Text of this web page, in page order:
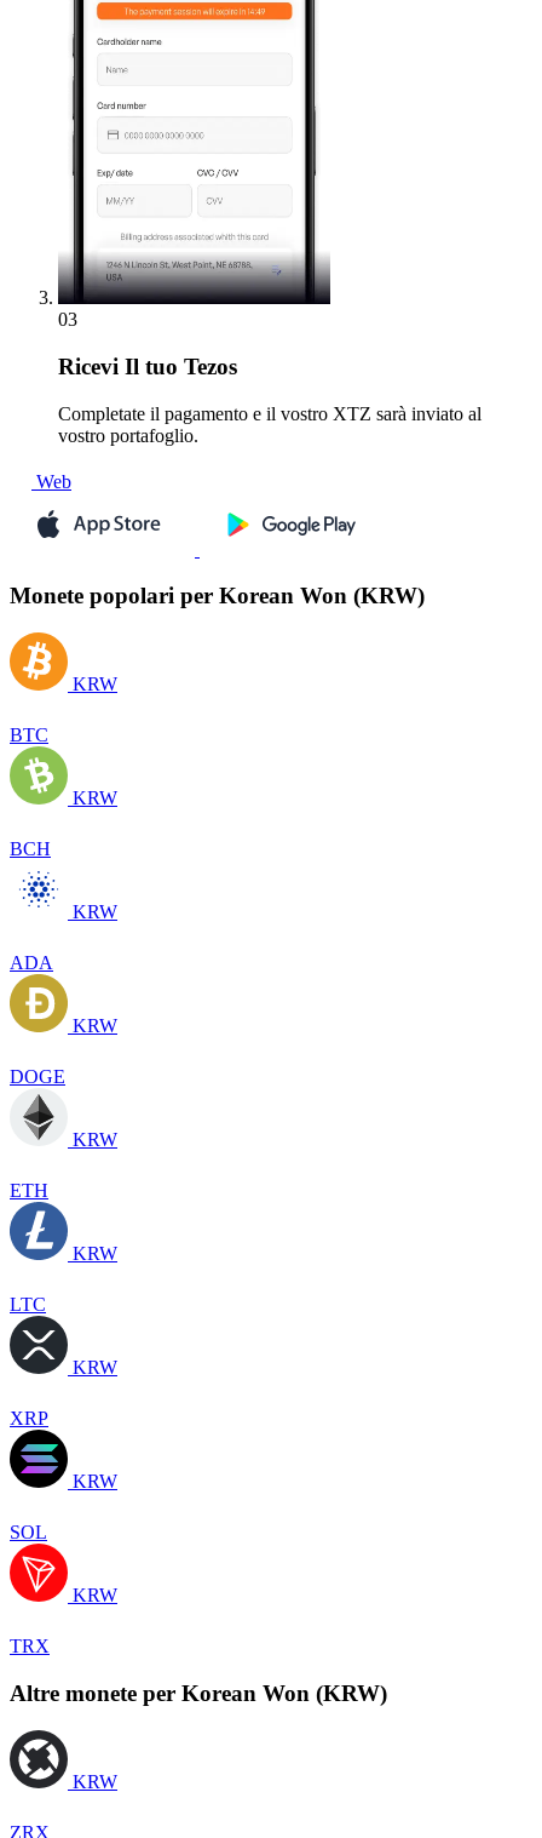
03
Ricevi Il tuo Tezos
Completate il pagamento e il vostro XTZ sarà inviato al
vostro portafoglio.
Web
Monete popolari per Korean Won (KRW)
KRW
BTC
KRW
BCH
KRW
ADA
KRW
DOGE
KRW
ETH
KRW
LTC
KRW
XRP
KRW
SOL
KRW
TRX
Altre monete per Korean Won (KRW)
KRW
ZRX